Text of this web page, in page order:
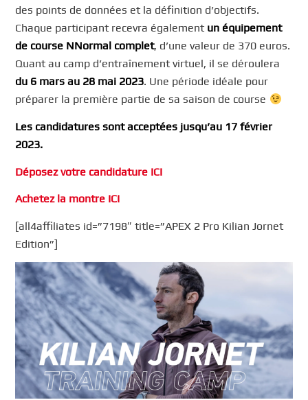
des points de données et la définition d’objectifs.
Chaque participant recevra également un équipement
de course NNormal complet, d’une valeur de 370 euros.
Quant au camp d’entraînement virtuel, il se déroulera
du 6 mars au 28 mai 2023. Une période idéale pour
préparer la première partie de sa saison de course
Les candidatures sont acceptées jusqu’au 17 février
2023.
Déposez votre candidature ICI
Achetez la montre ICI
[all4affiliates id=”7198″ title=”APEX 2 Pro Kilian Jornet
Edition”]